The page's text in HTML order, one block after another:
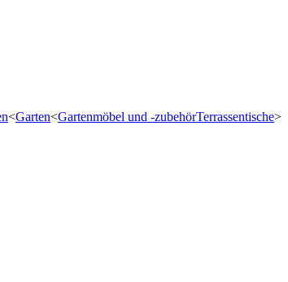
<
<Garten<Gartenmöbel und -zubehörTerrassentische